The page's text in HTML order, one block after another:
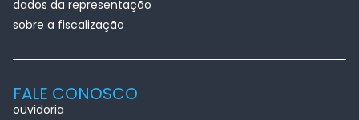
dados da representação
sobre a fiscalização
FALE CONOSCO
ouvidoria